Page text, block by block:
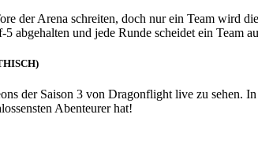
der Arena schreiten, doch nur ein Team wird
abgehalten und jede Runde scheidet ein Team
der Saison 3 von Dragonflight live zu
Abenteurer hat!